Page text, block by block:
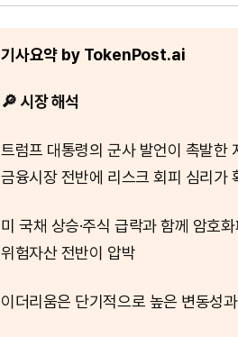
기사요약 by TokenPost.ai
🔎 시장 해석
트럼프 대통령의 군사 발언이 촉발한
금융시장 전반에 리스크 회피 심리가
미 국채 상승·주식 급락과 함께 암호
위험자산 전반이 압박
이더리움은 단기적으로 높은 변동성